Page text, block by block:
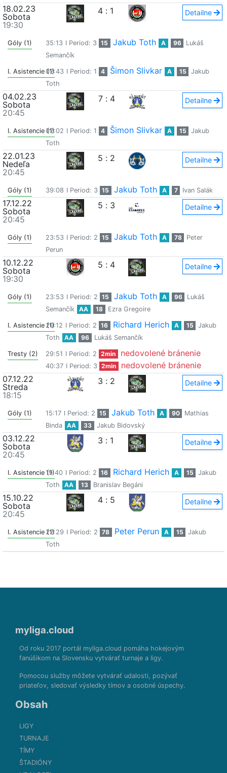
18.02.23
Sobota
19:30
4 : 1 Detailne
Góly (1) 35:13 I Period: 3 15 Jakub Toth A 96
Lukáš
Semančík
I. Asistencie (1)02:43 I Period: 1 4 Šimon Slivkar A 15
Jakub
Toth
04.02.23
Sobota
20:45
7 : 4 Detailne
I. Asistencie (1)02:02 I Period: 1 4 Šimon Slivkar A 15
Jakub
Toth
22.01.23
Nedeľa
20:45
5 : 2 Detailne
Góly (1) 39:08 I Period: 3 15 Jakub Toth A 7 Ivan Salák
17.12.22
Sobota
20:45
5 : 3 Detailne
Góly (1) 23:53 I Period: 2 15 Jakub Toth A 78
Peter
Perun
10.12.22
Sobota
19:30
5 : 4 Detailne
Góly (1) 23:53 I Period: 2 15 Jakub Toth A 96
Lukáš
Semančík
AA 18 Ezra Gregoire
I. Asistencie (1)20:12 I Period: 2 16 Richard Herich A 15
Jakub
Toth
AA 96 Lukáš Semančík
Tresty (2) 29:51 I Period: 2 2min nedovolené bránenie
40:37 I Period: 3 2min
nedovolené bránenie
07.12.22
Streda
18:15
3 : 2 Detailne
Góly (1) 15:17 I Period: 2 15 Jakub Toth A 90
Mathias
Binda
AA 33 Jakub Bidovský
03.12.22
Sobota
20:45
3 : 1 Detailne
I. Asistencie (1)19:40 I Period: 2 16 Richard Herich A 15
Jakub
Toth
AA 13 Branislav Begáni
15.10.22
Sobota
20:45
4 : 5 Detailne
I. Asistencie (1)22:29 I Period: 2 78 Peter Perun A 15
Jakub
Toth
myliga.cloud
Od roku 2017 portál myliga.cloud pomáha hokejovým
fanúšikom na Slovensku vytvárať turnaje a ligy.
Pomocou služby môžete vytvárať udalosti, pozývať
priateľov, sledovať výsledky tímov a osobné úspechy.
Obsah
LIGY
TURNAJE
TÍMY
ŠTADIÓNY